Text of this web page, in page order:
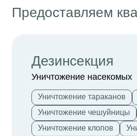
Предоставляем
Дезинсекция
Уничтожение насекомых
Уничтожение тараканов
Уничтожение чешуйницы
Уничтожение клопов